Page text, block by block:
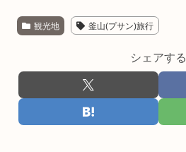
観光地 釜山(プサン)旅行
シェアする